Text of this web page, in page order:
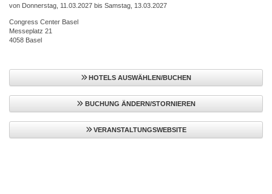
von Donnerstag, 11.03.2027 bis Samstag, 13.03.2027
Congress Center Basel
Messeplatz 21
4058 Basel
HOTELS AUSWÄHLEN/BUCHEN
BUCHUNG ÄNDERN/STORNIEREN
VERANSTALTUNGSWEBSITE